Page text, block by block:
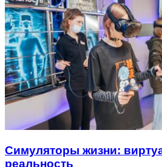
Симуляторы жизни:
реальность